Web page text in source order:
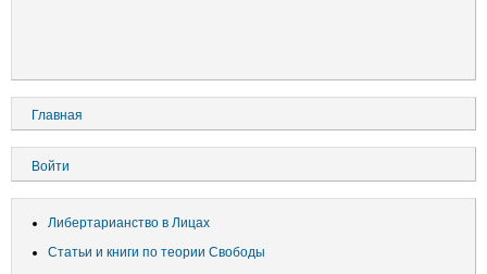
Основная
навигация
Главная
Меню
учётной
пользователя
Войти
Либертарианство в Лицах
Статьи и книги по теории Свободы